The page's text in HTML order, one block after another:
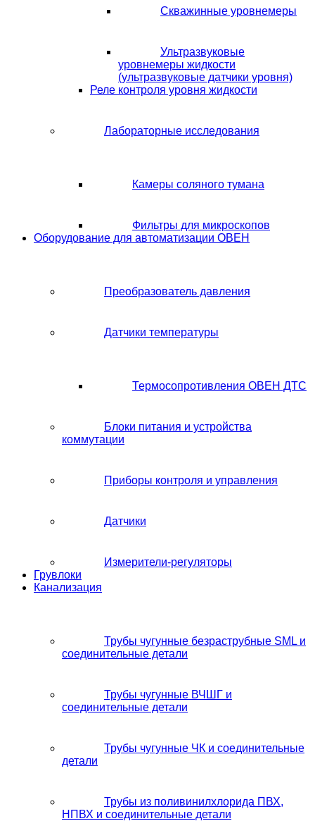
Скважинные уровнемеры
Ультразвуковые
уровнемеры жидкости
(ультразвуковые датчики уровня)
Реле контроля уровня жидкости
Лабораторные исследования
Камеры соляного тумана
Фильтры для микроскопов
Оборудование для автоматизации ОВЕН
Преобразователь давления
Датчики температуры
Термосопротивления ОВЕН ДТС
Блоки питания и устройства
коммутации
Приборы контроля и управления
Датчики
Измерители-регуляторы
Грувлоки
Канализация
Трубы чугунные безраструбные SML и
соединительные детали
Трубы чугунные ВЧШГ и
соединительные детали
Трубы чугунные ЧК и соединительные
детали
Трубы из поливинилхлорида ПВХ,
НПВХ и соединительные детали